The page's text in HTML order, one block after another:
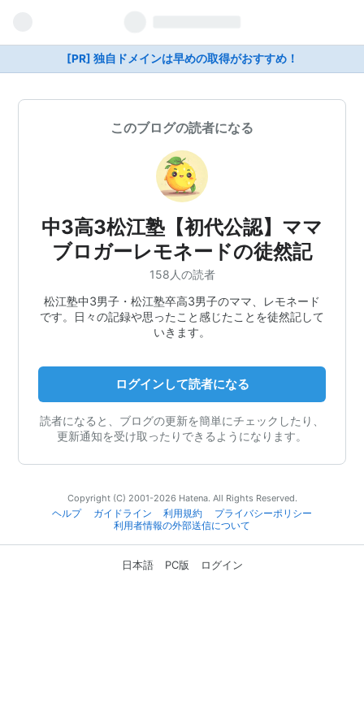
[PR] 独自ドメインは早めの取得がおすすめ！
このブログの読者になる
中3高3松江塾【初代公認】ママ
ブロガーレモネードの徒然記
158人の読者
松江塾中3男子・松江塾卒高3男子のママ、レモネード
です。日々の記録や思ったこと感じたことを徒然記して
いきます。
ログインして読者になる
読者になると、ブログの更新を簡単にチェックしたり、
更新通知を受け取ったりできるようになります。
Copyright (C) 2001-2026 Hatena. All Rights Reserved.
ヘルプ
ガイドライン 利用規約
プライバシーポリシー
利用者情報の外部送信について
日本語 PC版 ログイン